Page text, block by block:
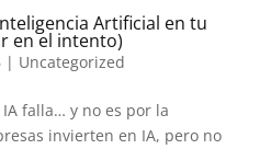
Artificial en tu
en el intento)
| Uncategorized
falla… y no es por la
invierten en IA, pero no